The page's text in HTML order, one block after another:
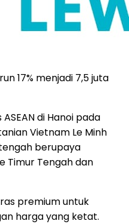
17% menjadi 7,5 juta
di Hanoi pada
Vietnam Le Minh
berupaya
Timur Tengah dan
premium untuk
harga yang ketat.